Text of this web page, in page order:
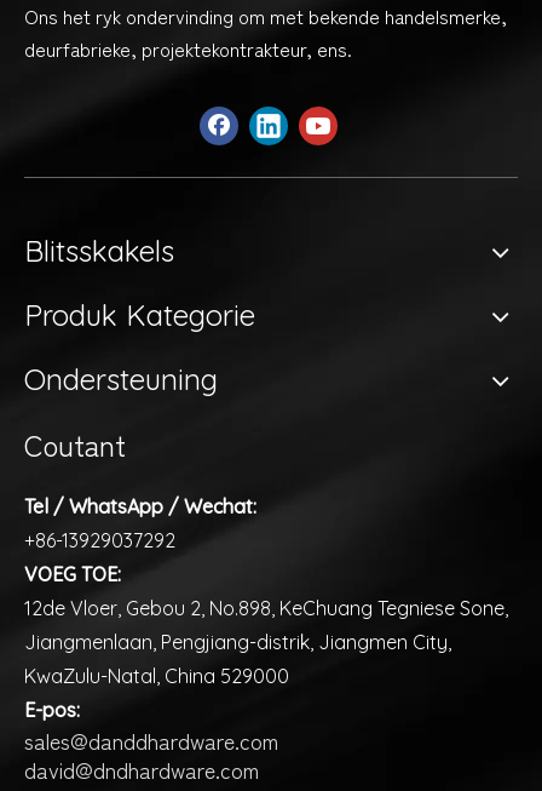
Ons het ryk ondervinding om met bekende handelsmerke,
deurfabrieke, projektekontrakteur, ens.
Blitsskakels
Produk Kategorie
Ondersteuning
Coutant
Tel / WhatsApp / Wechat:
+86-13929037292
VOEG TOE:
12de Vloer, Gebou 2, No.898, KeChuang Tegniese Sone,
Jiangmenlaan, Pengjiang-distrik, Jiangmen City,
KwaZulu-Natal, China 529000
E-pos:
sales@danddhardware.com
david@dndhardware.com